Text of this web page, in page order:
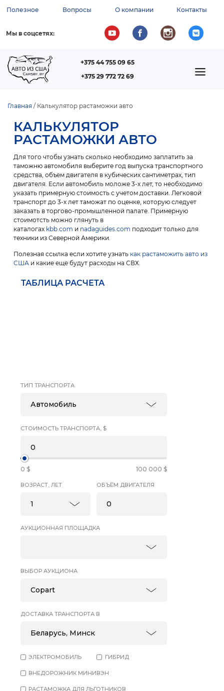
содержанию
ВСПОМОГАТЕЛЬНОЕ
МЕНЮ
Полезное Вопросы О компании Контакты
Мы в соцсетях:
+375 44 755 09 65
+375 29 772 72 69
НАВИГАЦИИ
Главная Калькулятор растаможки авто
КАЛЬКУЛЯТОР
РАСТАМОЖКИ АВТО
Для того чтобы узнать сколько необходимо заплатить за
таможню автомобиля выберите год выпуска транспортного
средства, объем двигателя в кубических сантиметрах, тип
двигателя. Если автомобиль моложе 3-х лет, то необходимо
указать примерную стоимость с учетом доставки. Легковой
транспорт до 3-х лет таможат по оценке, которую следует
заказать в торгово-промышленной палате. Примерную
стоимотсть можно глянуть в
каталогах kbb.com и nadaguides.com подходит только для
техники из Северной Америки.
Полезная ссылка если хотите узнать как растаможить авто из
США и какие еще будут расходы на СВХ.
ТАБЛИЦА РАСЧЕТА